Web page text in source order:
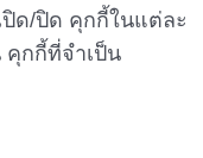
ด/ปิด คุกกี้ในแต่ละ
คุกกี้ที่จำเป็น